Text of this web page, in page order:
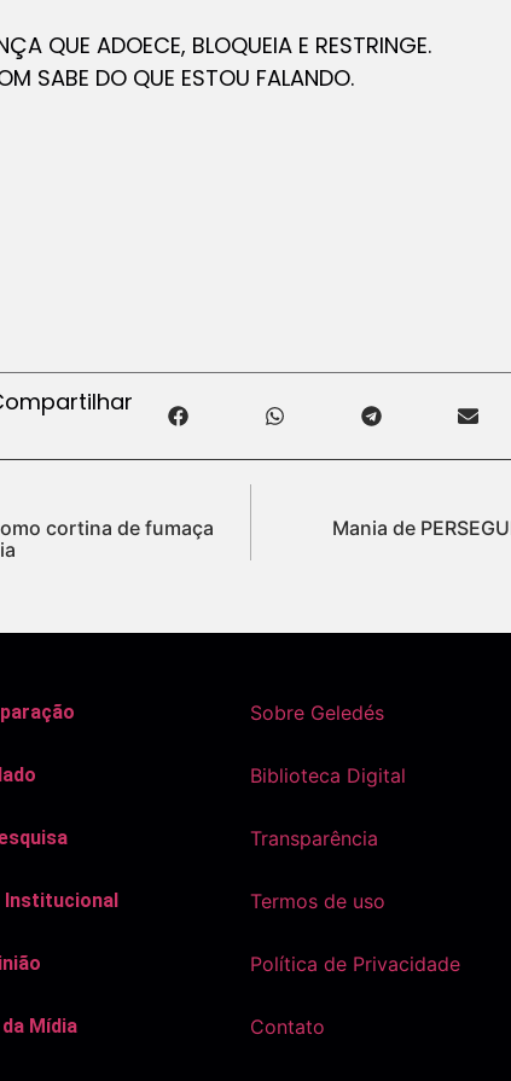
QUE ADOECE, BLOQUEIA E RESTRINGE.
SABE DO QUE ESTOU FALANDO.
cortina de fumaça
Mania de
Institucional
Mídia
Sobre Geledés
Biblioteca Digital
Transparência
Termos de uso
Política de Privacidade
Contato